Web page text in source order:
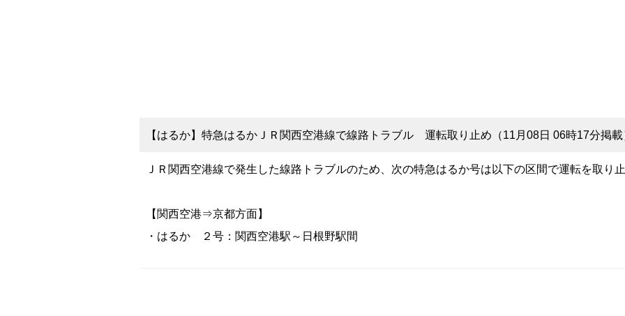
【はるか】特急はるかＪＲ関西空港線で線路トラブル 運転取り止め（11月08日 06時17分掲載
ＪＲ関西空港線で発生した線路トラブルのため、次の特急はるか号は以下の区間で運転を取り止
【関西空港⇒京都方面】
・はるか ２号：関西空港駅～日根野駅間